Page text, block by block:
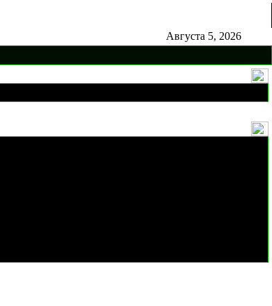
Августа 5, 2026